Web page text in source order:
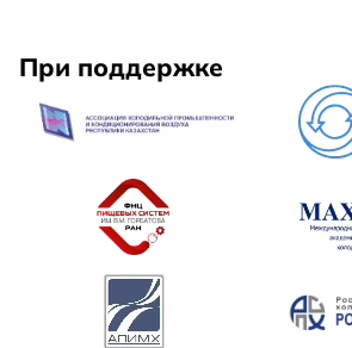
При поддержке